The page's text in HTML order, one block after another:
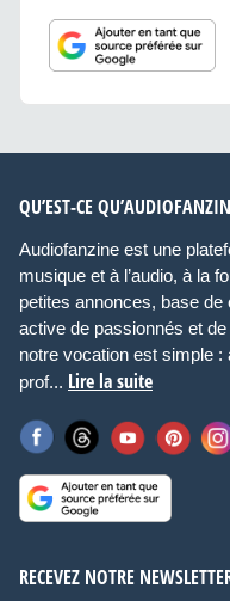
QU’EST-CE
Audiofanzine est une
musique et à l’audio, à la
petites annonces, base
active de passionnés et
notre vocation est simple :
prof... Lire la suite
RECEVEZ NOTRE